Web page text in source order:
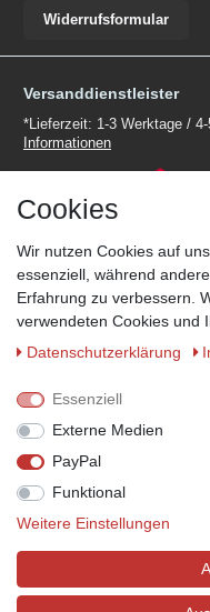
Widerrufsformular
Versanddienstleister
*Lieferzeit: 1-3 Werktage /
Informationen
Zahlungsmöglichkeiten
Wir behalten uns das Recht
Zahlungsarten
© Copyright 2026
siehe Artikeldetails.
Cookies
Wir nutzen Cookies auf
essenziell, während
Erfahrung zu verbessern.
verwendeten Cookies und
Daten­schutz­erklärung
Essenziell
Externe Medien
PayPal
Funktional
Weitere Einstellungen